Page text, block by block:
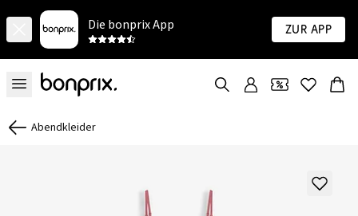
Die bonprix App Zur App
Abendkleider